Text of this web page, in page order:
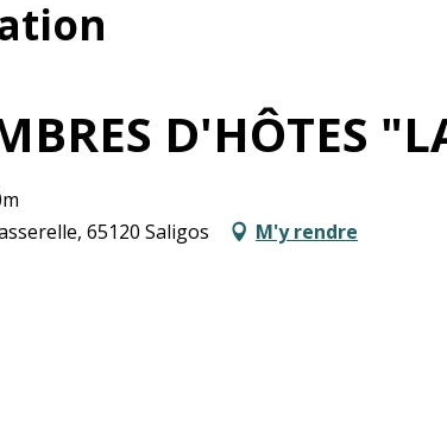
D'HÔTES
65120 Saligos
M'y rendre